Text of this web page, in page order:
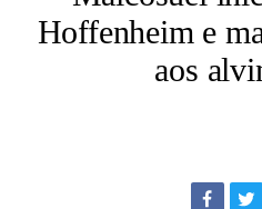
Hoffenheim e
aos